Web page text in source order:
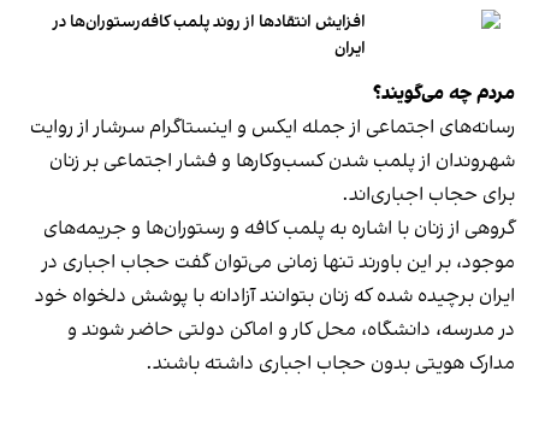
افزایش انتقادها از روند پلمب کافه‌رستوران‌ها در
ایران
مردم چه می‌گویند؟
رسانه‎‌های اجتماعی از جمله ایکس و اینستاگرام سرشار از روایت
شهروندان از پلمب شدن کسب‌وکارها و فشار اجتماعی بر زنان
برای حجاب اجباری‌اند.
گروهی از زنان با اشاره به پلمب کافه و رستوران‌ها و جریمه‌های
موجود، بر این باورند تنها زمانی می‌توان گفت حجاب اجباری در
ایران برچیده شده که زنان بتوانند آزادانه با پوشش دلخواه خود
در مدرسه، دانشگاه، محل کار و اماکن دولتی حاضر شوند و
مدارک هویتی بدون حجاب اجباری داشته باشند.